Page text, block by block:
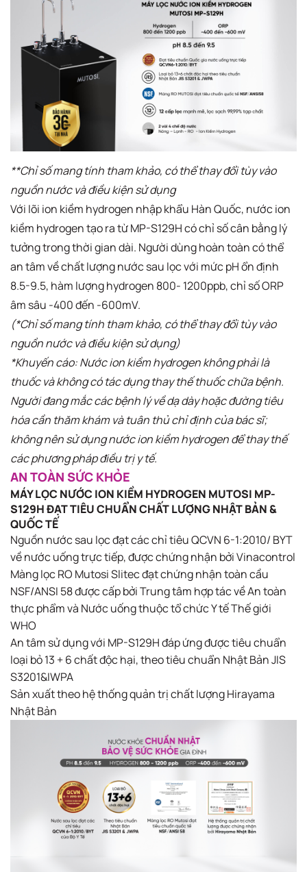
*​*Chỉ số mang tính tham khảo, có thể thay đổi tùy vào
nguồn nước và điều kiện sử dụng
Với lõi ion kiềm hydrogen nhập khẩu Hàn Quốc, nước ion
kiềm hydrogen tạo ra từ MP-S129H có chỉ số cân bằng lý
tưởng trong thời gian dài. Người dùng hoàn toàn có thể
an tâm về chất lượng nước sau lọc với mức pH ổn định
8.5-9.5, hàm lượng hydrogen 800- 1200ppb, chỉ số ORP
âm sâu -400 đến -600mV.​
(*Chỉ số mang tính tham khảo, có thể thay đổi tùy vào
nguồn nước và điều kiện sử dụng)​
*Khuyến cáo: Nước ion kiềm hydrogen không phải là
thuốc và không có tác dụng thay thế thuốc chữa bệnh.
Người đang mắc các bệnh lý về dạ dày hoặc đường tiêu
hóa cần thăm khám và tuân thủ chỉ định của bác sĩ;
không nên sử dụng nước ion kiềm hydrogen để thay thế
các phương pháp điều trị y tế.
AN TOÀN SỨC KHỎE
MÁY LỌC NƯỚC ION KIỀM HYDROGEN MUTOSI MP-
S129H ĐẠT TIÊU CHUẨN CHẤT LƯỢNG NHẬT BẢN &
QUỐC TẾ
Nguồn nước sau lọc đạt các chỉ tiêu QCVN 6-1:2010/ BYT
về nước uống trực tiếp, được chứng nhận bởi Vinacontrol
Màng lọc RO Mutosi Slitec đạt chứng nhận toàn cầu
NSF/ANSI 58 được cấp bởi Trung tâm hợp tác về An toàn
thực phẩm và Nước uống thuộc tổ chức Y tế Thế giới
WHO
An tâm sử dụng với MP-S129H đáp ứng được tiêu chuẩn
loại bỏ 13 + 6 chất độc hại, theo tiêu chuẩn Nhật Bản JIS
S3201&IWPA
Sản xuất theo hệ thống quản trị chất lượng Hirayama
Nhật Bản